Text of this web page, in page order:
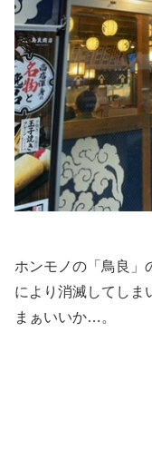
ホンモノの「鳥良」
により消滅してしま
まぁいいか…。